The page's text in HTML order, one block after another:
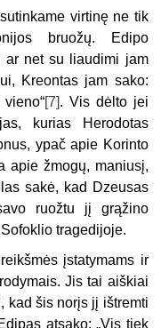
virtinę ne tik
bruožų. Edipo
ar net su liaudimi jam
Kreontas jam sako:
[7]. Vis dėlto jei
kurias Herodotas
ypač apie Korinto
apie žmogų, maniusį,
sakė, kad Dzeusas
ruožtu jį grąžino
tragedijoje.
įstatymams ir
Jis tai aiškiai
kad šis norįs jį ištremti
atsako: „Vis tiek